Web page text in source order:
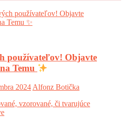
používateľov! Objavte
Temu
2024 Alfonz Botička